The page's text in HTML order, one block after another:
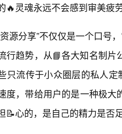
🔥灵魂永远不会感到审美疲
源分享”不仅仅是一个口号
行趋势，从📘各大知名制
只流传于小众圈层的私人
度，带给用户的是一种极
📝心的，是自己的精力是否